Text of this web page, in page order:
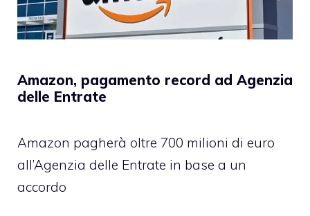
Amazon, pagamento record ad Agenzia
delle Entrate
Amazon pagherà oltre 700 milioni di euro
all’Agenzia delle Entrate in base a un
accordo